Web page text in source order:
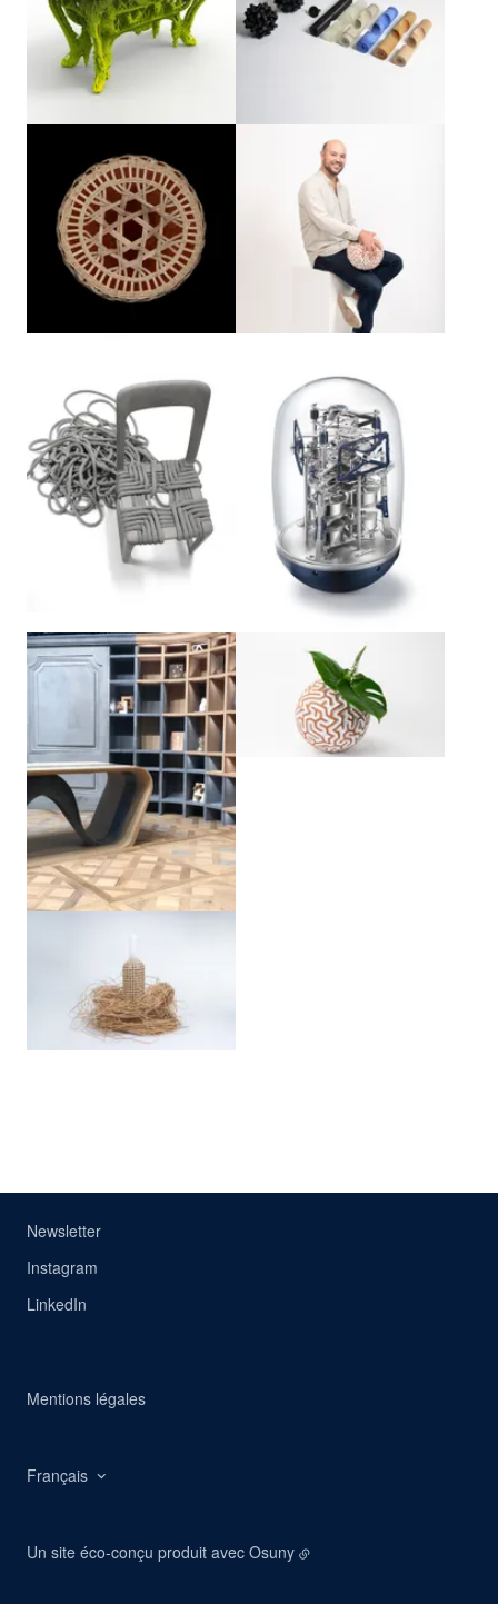
Agrandir
Newsletter
Instagram
LinkedIn
Mentions légales
Français
Un site éco-conçu produit avec Osuny